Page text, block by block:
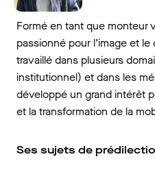
Formé en tant que monteur
passionné pour l’image et
travaillé dans plusieurs
institutionnel) et dans les
développé un grand intérêt
et la transformation de la
Ses sujets de